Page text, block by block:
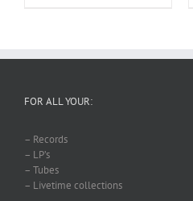
FOR ALL YOUR:
– Records
– LP’s
– Tubes
– Livetime collections